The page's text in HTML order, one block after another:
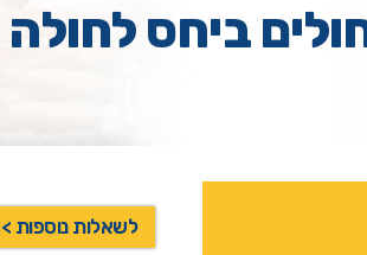
ביחס
לשאלות נוספות